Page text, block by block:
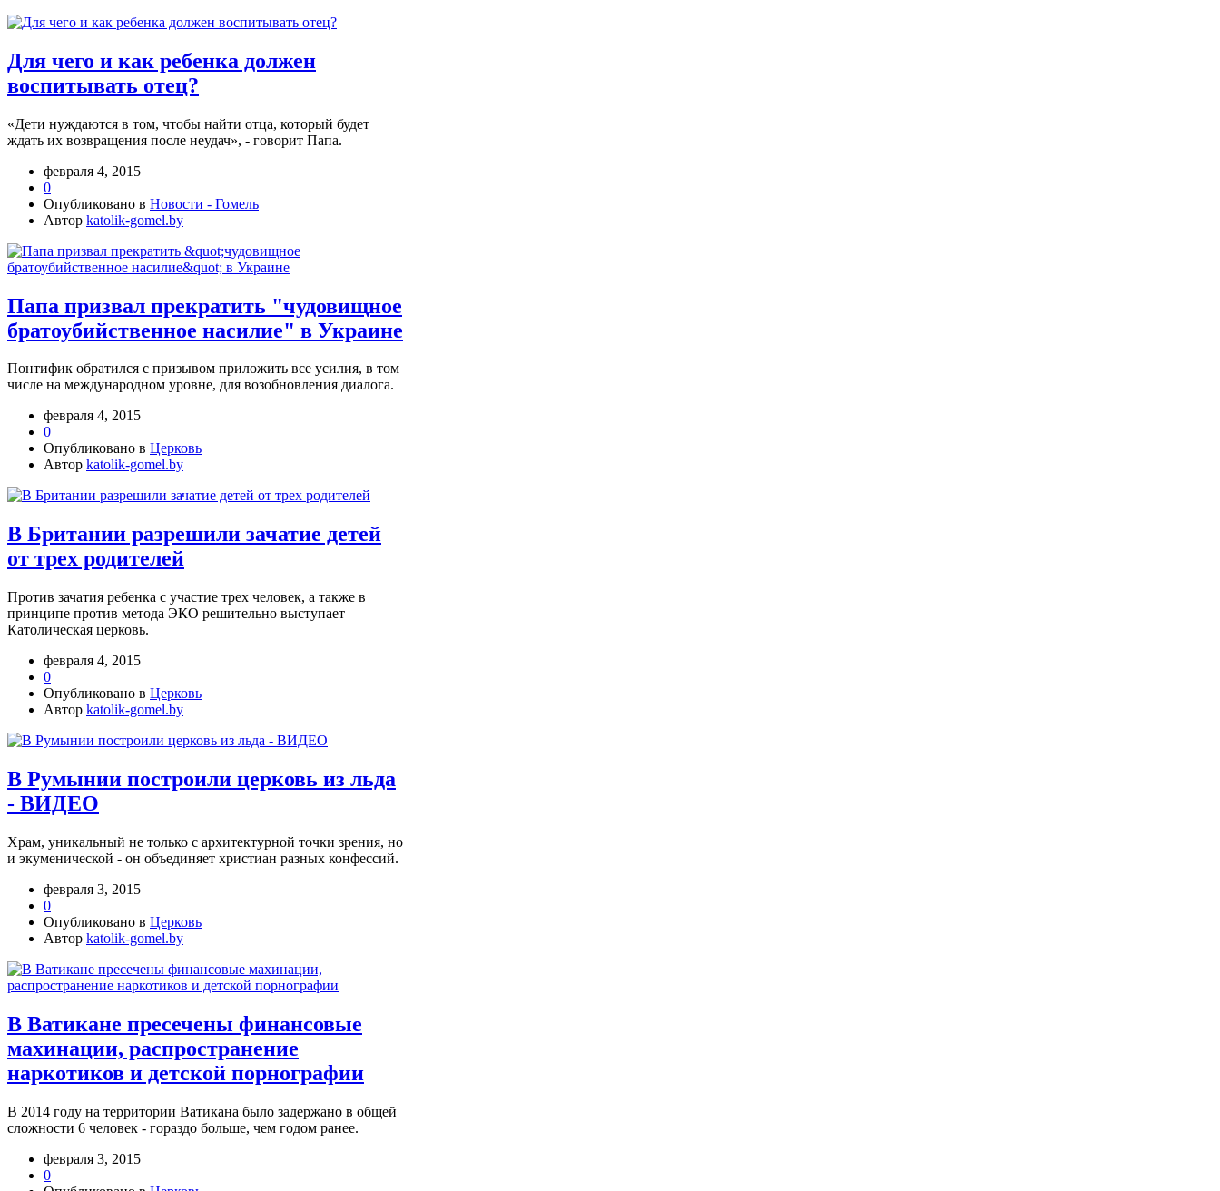
Для чего и как ребенка должен
воспитывать отец?
«Дети нуждаются в том, чтобы найти отца, который будет
ждать их возвращения после неудач», - говорит Папа.
февраля 4, 2015
0
Опубликовано в Новости - Гомель
Автор katolik-gomel.by
Папа призвал прекратить "чудовищное
братоубийственное насилие" в Украине
Понтифик обратился с призывом приложить все усилия, в том
числе на международном уровне, для возобновления диалога.
февраля 4, 2015
0
Опубликовано в Церковь
Автор katolik-gomel.by
В Британии разрешили зачатие детей
от трех родителей
Против зачатия ребенка с участие трех человек, а также в
принципе против метода ЭКО решительно выступает
Католическая церковь.
февраля 4, 2015
0
Опубликовано в Церковь
Автор katolik-gomel.by
В Румынии построили церковь из льда
- ВИДЕО
Храм, уникальный не только с архитектурной точки зрения, но
и экуменической - он объединяет христиан разных конфессий.
февраля 3, 2015
0
Опубликовано в Церковь
Автор katolik-gomel.by
В Ватикане пресечены финансовые
махинации, распространение
наркотиков и детской порнографии
В 2014 году на территории Ватикана было задержано в общей
сложности 6 человек - гораздо больше, чем годом ранее.
февраля 3, 2015
0